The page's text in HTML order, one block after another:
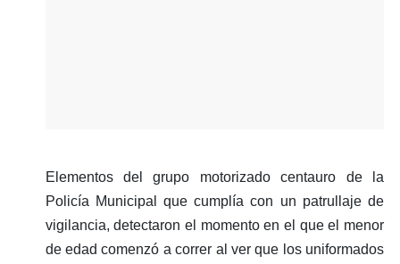
Elementos del grupo motorizado centauro de la
Policía Municipal que cumplía con un patrullaje de
vigilancia, detectaron el momento en el que el menor
de edad comenzó a correr al ver que los uniformados